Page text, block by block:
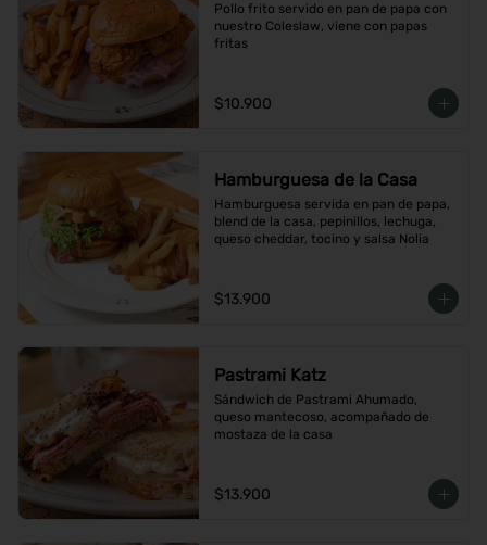
Pollo frito servido en pan de papa con
nuestro Coleslaw, viene con papas
fritas
$10.900
Hamburguesa de la Casa
Hamburguesa servida en pan de papa,
blend de la casa, pepinillos, lechuga,
queso cheddar, tocino y salsa Nolia
$13.900
Pastrami Katz
Sándwich de Pastrami Ahumado,
queso mantecoso, acompañado de
mostaza de la casa
$13.900